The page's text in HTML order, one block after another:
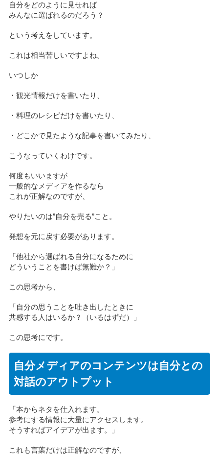
自分をどのように見せれば
みんなに選ばれるのだろう？
という考えをしています。
これは相当苦しいですよね。
いつしか
・観光情報だけを書いたり、
・料理のレシピだけを書いたり、
・どこかで見たような記事を書いてみたり、
こうなっていくわけです。
何度もいいますが
一般的なメディアを作るなら
これが正解なのですが、
やりたいのは”自分を売る”こと。
発想を元に戻す必要があります。
「他社から選ばれる自分になるために
どういうことを書けば無難か？」
この思考から、
「自分の思うことを吐き出したときに
共感する人はいるか？（いるはずだ）」
この思考にです。
自分メディアのコンテンツは自分との
対話のアウトプット
「本からネタを仕入れます。
参考にする情報に大量にアクセスします。
そうすればアイデアが出ます。」
これも言葉だけは正解なのですが、